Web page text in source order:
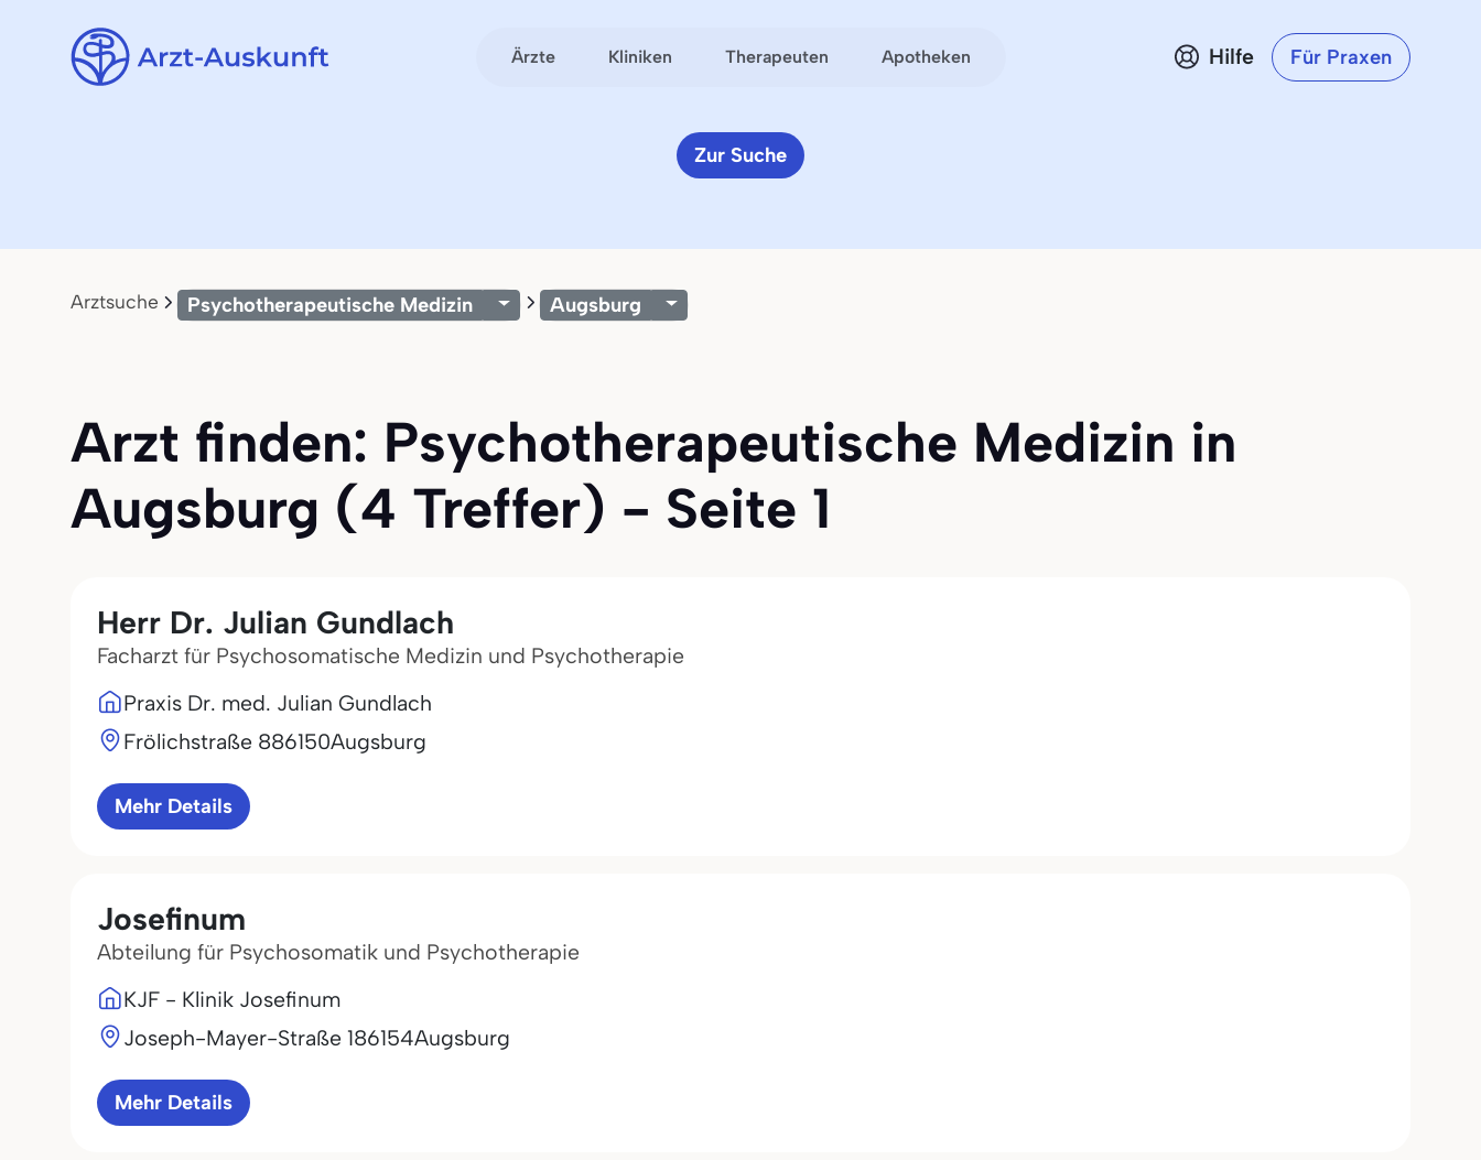
Ärzte Kliniken Therapeuten Apotheken Hilfe Für Praxen
Zur Suche
Arztsuche Psychotherapeutische Medizin Augsburg
Arzt finden: Psychotherapeutische Medizin in
Augsburg (4 Treffer) - Seite 1
Herr Dr. Julian Gundlach
Facharzt für Psychosomatische Medizin und Psychotherapie
Praxis Dr. med. Julian Gundlach
Frölichstraße 886150Augsburg
Mehr Details
Josefinum
Abteilung für Psychosomatik und Psychotherapie
KJF - Klinik Josefinum
Joseph-Mayer-Straße 186154Augsburg
Mehr Details